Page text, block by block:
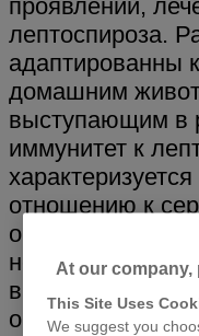
проявлений,
лептоспироза.
адаптированны
домашним
выступающим в
иммунитет к
отношению к
образом, для
необходимы
вызывающих
определенном
At our company,
This Site Uses
We suggest you